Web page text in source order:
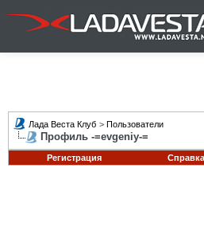
Лада Веста Клуб > Пользователи
Профиль -=evgeniy-=
Регистрация Справка